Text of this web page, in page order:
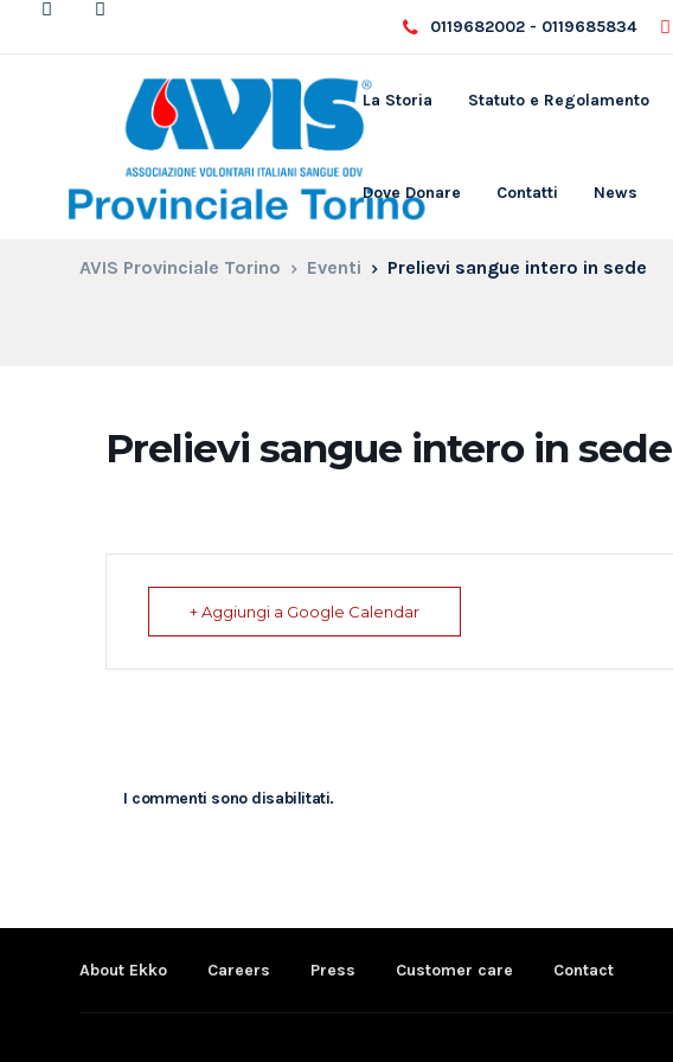
0119682002 - 0119685834
La Storia Statuto e Regolamento
Dove Donare Contatti News
AVIS Provinciale Torino Eventi Prelievi sangue intero in sede
Prelievi sangue intero in sede
+ Aggiungi a Google Calendar
I commenti sono disabilitati.
About Ekko Careers Press Customer care Contact